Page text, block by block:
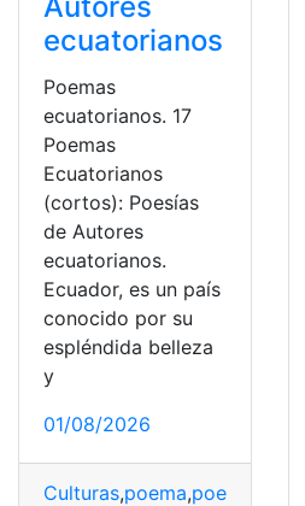
ecuatorianos
Poemas
ecuatorianos. 17
Poemas
Ecuatorianos
(cortos): Poesías
de Autores
ecuatorianos.
Ecuador, es un país
conocido por su
espléndida belleza
y
01/08/2026
Culturas,poema,poemas